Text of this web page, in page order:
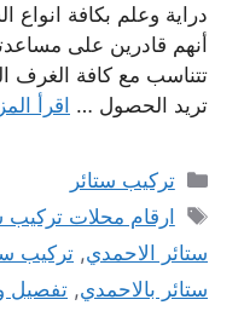
دراية وعلم بكافة انواع
أنهم قادرين على
تتناسب مع كافة الغرف
تريد الحصول … اقرأ
التصنيفات
تركيب ستائر
الوسوم
ارقام محلات تركيب
ستائر الاحمدي, تركيب
ستائر بالاحمدي, تفصيل